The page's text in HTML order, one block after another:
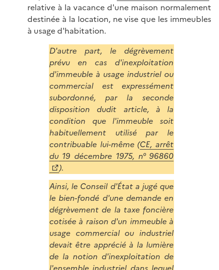
relative à la vacance d'une maison normalement
destinée à la location, ne vise que les immeubles
à usage d'habitation.
D'autre part, le dégrèvement
prévu en cas d'inexploitation
d'immeuble à usage industriel ou
commercial est expressément
subordonné, par la seconde
disposition dudit article, à la
condition que l'immeuble soit
habituellement utilisé par le
contribuable lui-même (CE, arrêt
du 19 décembre 1975, n° 96860
).
Ainsi, le Conseil d'État a jugé que
le bien-fondé d'une demande en
dégrèvement de la taxe foncière
cotisée à raison d'un immeuble à
usage commercial ou industriel
devait être apprécié à la lumière
de la notion d'inexploitation de